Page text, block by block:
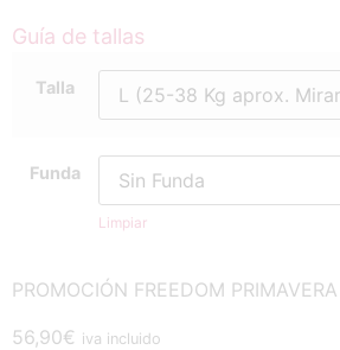
Guía de tallas
Talla
Funda
Limpiar
PROMOCIÓN FREEDOM PRIMAVERA
56,90€ iva incluido